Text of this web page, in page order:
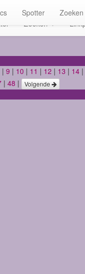
Zoeken
Spotter Zoeken
| 9 | 10 | 11 | 12 | 13 | 14 |
| 48 | Volgende